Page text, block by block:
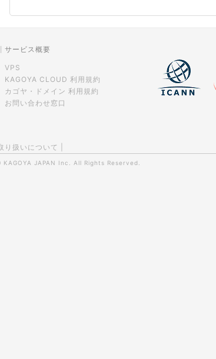
サービス概要
VPS
KAGOYA CLOUD 利用規約
カゴヤ・ドメイン 利用規約
お問い合わせ窓口
り扱いについて
KAGOYA JAPAN Inc. All Rights Reserved.